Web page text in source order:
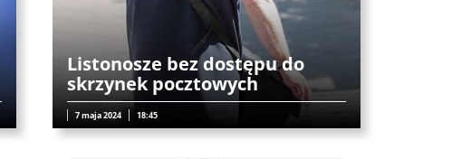
Listonosze bez dostępu do
skrzynek pocztowych
7 maja 2024 18:45